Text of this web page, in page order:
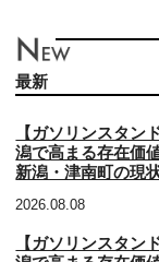
最新
【ガソリンスタ
潟で高まる存在価
新潟・津南町の現
2026.08.08
【ガソリンスタ